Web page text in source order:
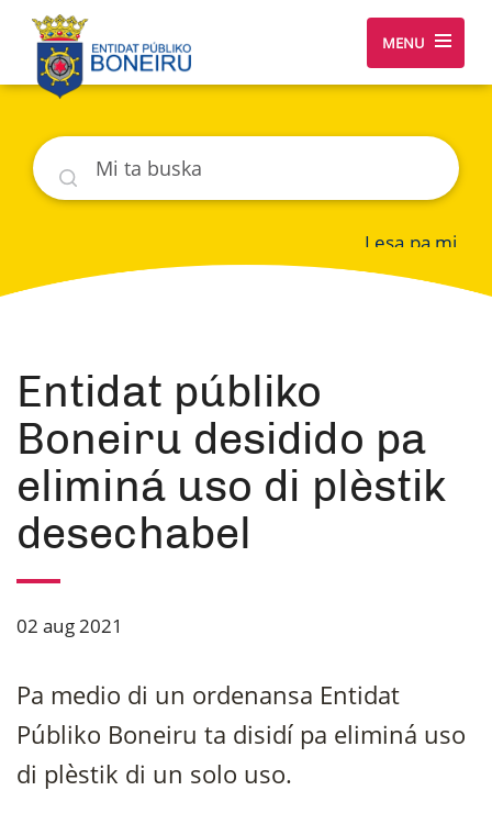
MENU
Buska
Lesa pa mi
Entidat públiko
Boneiru desidido pa
eliminá uso di plèstik
desechabel
02 aug 2021
Pa medio di un ordenansa Entidat
Públiko Boneiru ta disidí pa eliminá uso
di plèstik di un solo uso.